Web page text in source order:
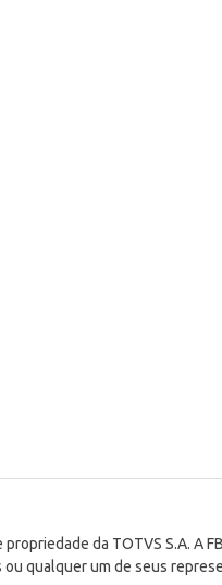
da TOTVS S.A. A
qualquer um de seus